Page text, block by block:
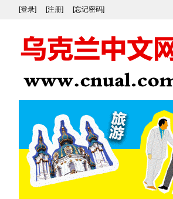
[登录] [注册] [忘记密码]